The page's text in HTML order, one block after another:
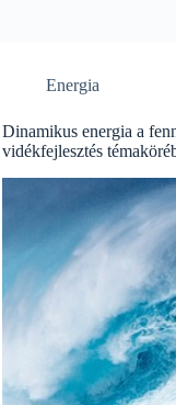
Energia
Dinamikus energia a
vidékfejlesztés